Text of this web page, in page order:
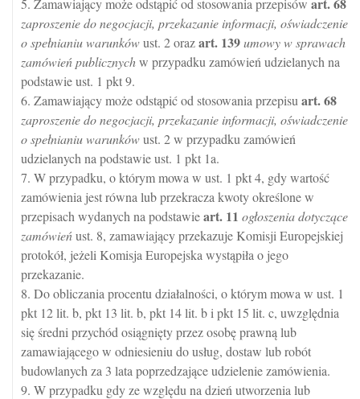
5. Zamawiający może odstąpić od stosowania przepisów
zaproszenie do negocjacji, przekazanie informacji, oświadczenie
o spełnianiu warunkówust. 2 orazart. 139umowy w sprawach
zamówień publicznychw przypadku zamówień udzielanych na
podstawie ust. 1 pkt 9.
6. Zamawiający może odstąpić od stosowania przepisu art.68
zaproszenie do negocjacji, przekazanie informacji, oświadczenie
o spełnianiu warunkówust. 2 w przypadku zamówień
udzielanych na podstawie ust. 1 pkt 1a.
7. W przypadku, o którym mowa w ust. 1 pkt 4, gdy wartość
zamówienia jest równa lub przekracza kwoty określone w
przepisach wydanych na podstawieart. 11 ogłoszenia dotyczące
zamówieńust. 8, zamawiający przekazuje Komisji Europejskiej
protokół, jeżeli Komisja Europejska wystąpiła o jego
przekazanie.
8. Do obliczania procentu działalności, o którym mowa w ust. 1
pkt 12 lit. b, pkt 13 lit. b, pkt 14 lit. b i pkt 15 lit. c, uwzględnia
się średni przychód osiągnięty przez osobę prawną lub
zamawiającego w odniesieniu do usług, dostaw lub robót
budowlanych za 3 lata poprzedzające udzielenie zamówienia.
9. W przypadku gdy ze względu na dzień utworzenia lub